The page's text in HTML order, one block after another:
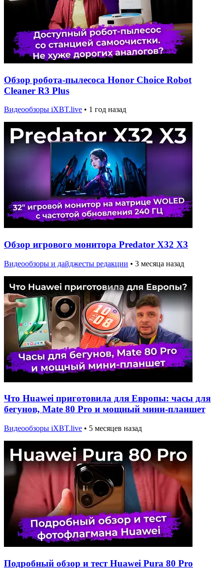
Обзор робота-пылесоса Honor Choice Robot
Cleaner R3 Plus
Видеообзоры iXBT.live • 1 год назад
Обзор игрового монитора Predator X32 X3
Видеообзоры и дайджесты редакции • 3 месяца назад
Что Huawei приготовила для Европы: часы для
бегунов, Mate 80 Pro и мощный мини-планшет
Видеообзоры iXBT.live • 5 месяцев назад
Подробный обзор и тест Huawei Pura 80 Pro